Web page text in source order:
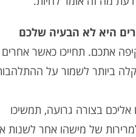
אתכם. תחייכו כאשר אחרים
ביותר לשמור על
בצורה גרועה, תמשיכו
של מישהו אחר לשנות